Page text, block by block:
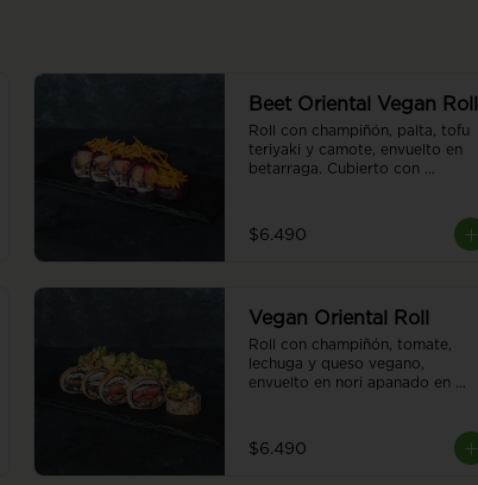
Beet Oriental Vegan Roll
Roll con champiñón, palta, tofu
teriyaki y camote, envuelto en
betarraga. Cubierto con
$6.490
Vegan Oriental Roll
Roll con champiñón, tomate,
lechuga y queso vegano,
envuelto en nori apanado en
$6.490